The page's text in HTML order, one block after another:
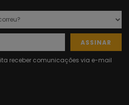
ASSINAR